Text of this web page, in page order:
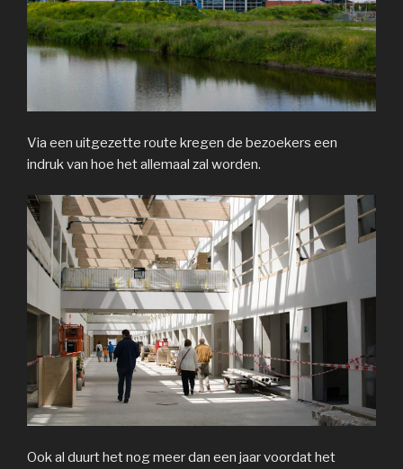
Via een uitgezette route kregen de bezoekers een
indruk van hoe het allemaal zal worden.
Ook al duurt het nog meer dan een jaar voordat het